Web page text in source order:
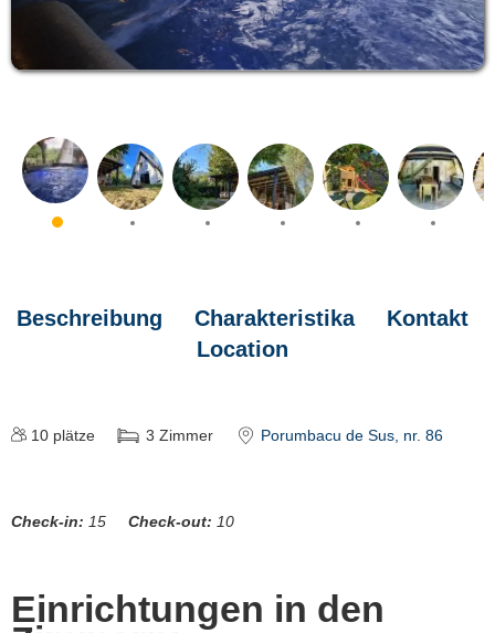
Beschreibung Charakteristika
Kontakt
Location
10 plätze 3 Zimmer Porumbacu de Sus, nr. 86
Check-in: 15 Check-out: 10
Einrichtungen in den